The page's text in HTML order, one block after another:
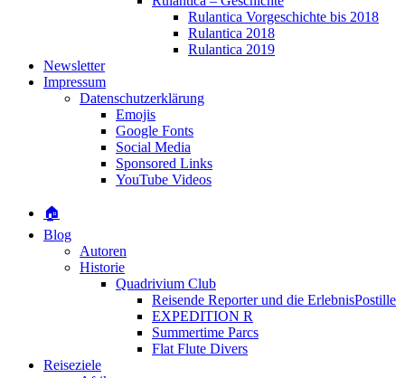
Rulantica Vorgeschichte bis 2018
Rulantica 2018
Rulantica 2019
Newsletter
Impressum
Datenschutzerklärung
Emojis
Google Fonts
Social Media
Sponsored Links
YouTube Videos
🏠
Blog
Autoren
Historie
Quadrivium Club
Reisende Reporter und die ErlebnisPostille
EXPEDITION R
Summertime Parcs
Flat Flute Divers
Reiseziele